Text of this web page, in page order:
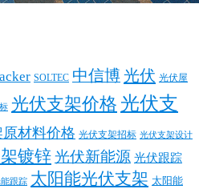
SOLTEC 中信博光伏 光伏屋
光伏支架价格 光伏支
材料价格 光伏支架招标 光伏支架设计
镀锌光伏新能源 光伏跟踪
跟踪 太阳能光伏支架 太阳能